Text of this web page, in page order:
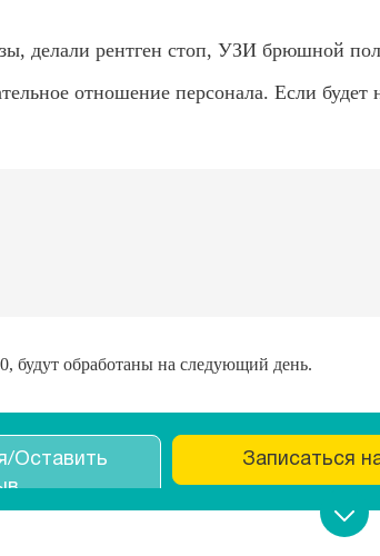
делали рентген стоп, УЗИ брюшной
отношение персонала. Если
будут обработаны на следующий день.
Оставить
Записаться